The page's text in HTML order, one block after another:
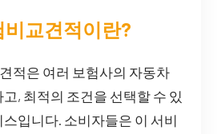
교견적이란?
적은 여러 보험사의 자동차
, 최적의 조건을 선택할 수 있
입니다. 소비자들은 이 서비